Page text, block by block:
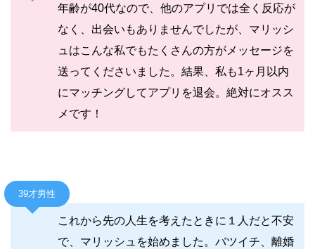
年齢が40代なので、他のアプリでは全く反応が
なく、出会いもありませんでしたが、マリッシ
ュはこんな私でもたくさんの方がメッセージを
送ってくださいました。結果、私も1ヶ月以内
にマッチングしてアプリを退会。絶対にオスス
メです！
39才男性
これから先の人生を考えたときに１人だと不安
で、マリッシュを始めました。バツイチ、離婚